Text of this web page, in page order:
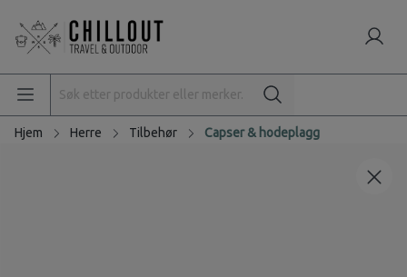
Hjem Herre Tilbehør Capser & hodeplagg